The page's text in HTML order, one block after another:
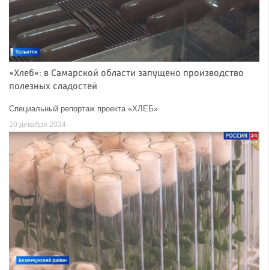
«Хлеб»: в Самарской области запущено производство
полезных сладостей
Специальный репортаж проекта «ХЛЕБ»
10 декабря 2024